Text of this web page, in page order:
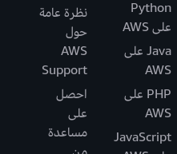
Python
على AWS
Java على
AWS
PHP على
AWS
JavaScript
نظرة عامة
حول
AWS
Support
احصل
على
مساعدة